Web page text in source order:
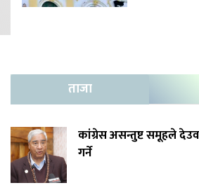
ताजा
कांग्रेस असन्तुष्ट समूहले
गर्ने